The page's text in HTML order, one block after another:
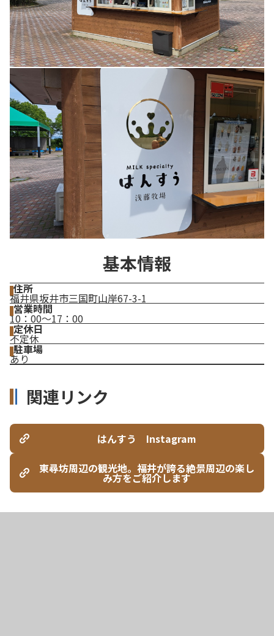
基本情報
住所
福井県坂井市三国町山岸67-3-1
営業時間
10：00～17：00
定休日
不定休
駐車場
あり
関連リンク
はんすう Instagram
東尋坊周辺の観光地。福井が誇る絶景周辺の楽し
み方をご紹介します